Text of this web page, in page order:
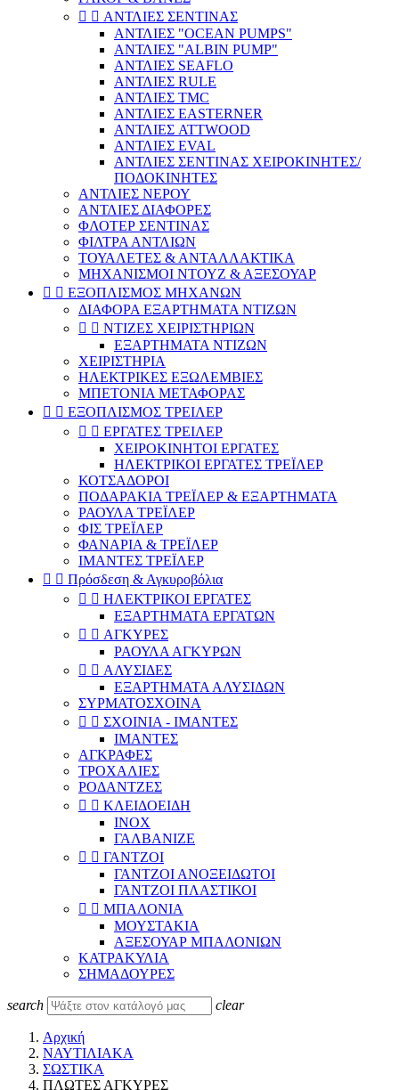
  ΑΝΤΛΙΕΣ ΣΕΝΤΙΝΑΣ
ΑΝΤΛΙΕΣ "OCEAN PUMPS"
ΑΝΤΛΙΕΣ "ALBIN PUMP"
ΑΝΤΛΙΕΣ SEAFLO
ΑΝΤΛΙΕΣ RULE
ΑΝΤΛΙΕΣ TMC
ΑΝΤΛΙΕΣ EASTERNER
ΑΝΤΛΙΕΣ ATTWOOD
ΑΝΤΛΙΕΣ EVAL
ΑΝΤΛΙΕΣ ΣΕΝΤΙΝΑΣ ΧΕΙΡΟΚΙΝΗΤΕΣ/
ΠΟΔΟΚΙΝΗΤΕΣ
ΑΝΤΛΙΕΣ ΝΕΡΟΥ
ΑΝΤΛΙΕΣ ΔΙΑΦΟΡΕΣ
ΦΛΟΤΕΡ ΣΕΝΤΙΝΑΣ
ΦΙΛΤΡΑ ΑΝΤΛΙΩΝ
ΤΟΥΑΛΕΤΕΣ & ΑΝΤΑΛΛΑΚΤΙΚΑ
ΜΗΧΑΝΙΣΜΟΙ ΝΤΟΥΖ & ΑΞΕΣΟΥΑΡ
  ΕΞΟΠΛΙΣΜΟΣ ΜΗΧΑΝΩΝ
ΔΙΑΦΟΡΑ ΕΞΑΡΤΗΜΑΤΑ ΝΤΙΖΩΝ
  ΝΤΙΖΕΣ ΧΕΙΡΙΣΤΗΡΙΩΝ
ΕΞΑΡΤΗΜΑΤΑ ΝΤΙΖΩΝ
ΧΕΙΡΙΣΤΗΡΙΑ
ΗΛΕΚΤΡΙΚΕΣ ΕΞΩΛΕΜΒΙΕΣ
ΜΠΕΤΟΝΙΑ ΜΕΤΑΦΟΡΑΣ
  ΕΞΟΠΛΙΣΜΟΣ ΤΡΕΙΛΕΡ
  ΕΡΓΑΤΕΣ ΤΡΕΙΛΕΡ
ΧΕΙΡΟΚΙΝΗΤΟΙ ΕΡΓΑΤΕΣ
ΗΛΕΚΤΡΙΚΟΙ ΕΡΓΑΤΕΣ ΤΡΕΪΛΕΡ
ΚΟΤΣΑΔΟΡΟΙ
ΠΟΔΑΡΑΚΙΑ ΤΡΕΪΛΕΡ & ΕΞΑΡΤΗΜΑΤΑ
ΡΑΟΥΛΑ ΤΡΕΪΛΕΡ
ΦΙΣ ΤΡΕΪΛΕΡ
ΦΑΝΑΡΙΑ & ΤΡΕΪΛΕΡ
ΙΜΑΝΤΕΣ ΤΡΕΪΛΕΡ
  Πρόσδεση & Αγκυροβόλια
  ΗΛΕΚΤΡΙΚΟΙ ΕΡΓΑΤΕΣ
ΕΞΑΡΤΗΜΑΤΑ ΕΡΓΑΤΩΝ
  ΑΓΚΥΡΕΣ
ΡΑΟΥΛΑ ΑΓΚΥΡΩΝ
  ΑΛΥΣΙΔΕΣ
ΕΞΑΡΤΗΜΑΤΑ ΑΛΥΣΙΔΩΝ
ΣΥΡΜΑΤΟΣΧΟΙΝΑ
  ΣΧΟΙΝΙΑ - ΙΜΑΝΤΕΣ
ΙΜΑΝΤΕΣ
ΑΓΚΡΑΦΕΣ
ΤΡΟΧΑΛΙΕΣ
ΡΟΔΑΝΤΖΕΣ
  ΚΛΕΙΔΟΕΙΔΗ
INOX
ΓΑΛΒΑΝΙΖΕ
  ΓΑΝΤΖΟΙ
ΓΑΝΤΖΟΙ ΑΝΟΞΕΙΔΩΤΟΙ
ΓΑΝΤΖΟΙ ΠΛΑΣΤΙΚΟΙ
  ΜΠΑΛΟΝΙΑ
ΜΟΥΣΤΑΚΙΑ
ΑΞΕΣΟΥΑΡ ΜΠΑΛΟΝΙΩΝ
KΑΤΡΑΚΥΛΙΑ
ΣΗΜΑΔΟΥΡΕΣ
search clear
Αρχική
ΝΑΥΤΙΛΙΑΚΑ
ΣΩΣΤΙΚΑ
ΠΛΩΤΕΣ ΑΓΚΥΡΕΣ